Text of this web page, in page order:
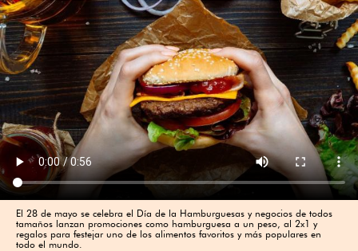
El 28 de mayo se celebra el Día de la Hamburguesas y negocios de todos
tamaños lanzan promociones como hamburguesa a un peso, al 2x1 y
regalos para festejar uno de los alimentos favoritos y más populares en
todo el mundo.